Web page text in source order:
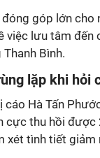
góp lớn cho
việc lưu tâm đến
Bình.
lặp khi hỏi
Hà Tấn
cực thu hồi
xét tình tiết giảm